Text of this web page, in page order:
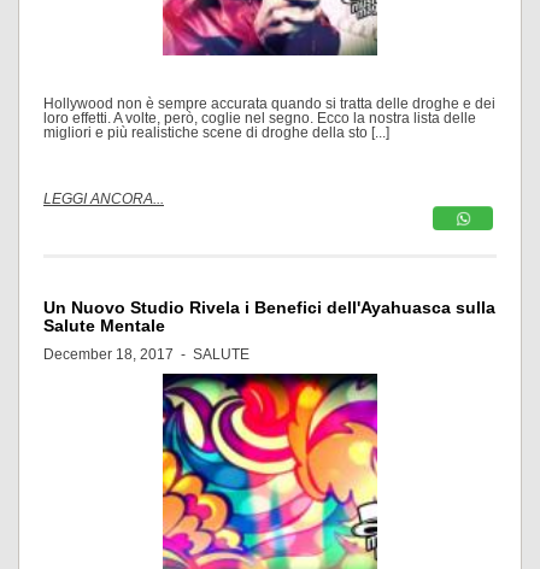
Hollywood non è sempre accurata quando si tratta delle droghe e dei
loro effetti. A volte, però, coglie nel segno. Ecco la nostra lista delle
migliori e più realistiche scene di droghe della sto [...]
LEGGI ANCORA...
Un Nuovo Studio Rivela i Benefici dell'Ayahuasca sulla
Salute Mentale
December 18, 2017 - SALUTE